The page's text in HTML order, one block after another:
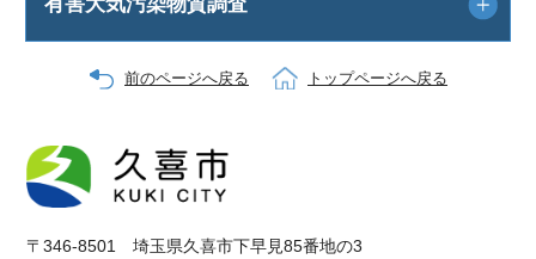
前のページへ戻る トップページへ戻る
〒346-8501 埼玉県久喜市下早見85番地の3